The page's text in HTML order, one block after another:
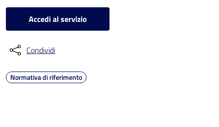
Accedi al servizio
Condividi
Normativa di riferimento